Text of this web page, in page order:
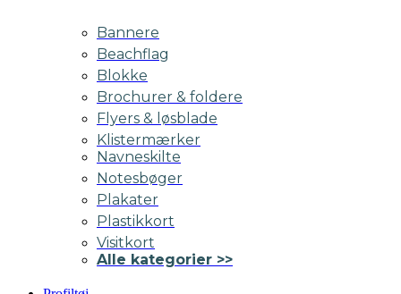
Bannere
Beachflag
Blokke
Brochurer & foldere
Flyers & løsblade
Klistermærker
Navneskilte
Notesbøger
Plakater
Plastikkort
Visitkort
Alle kategorier >>